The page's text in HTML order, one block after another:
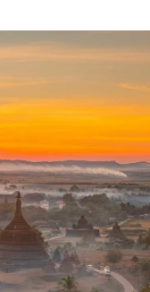
ဟောင်းသုတေသန
ြောက်ဦးခရိုင်၏
မြို့တော်လည်း
ဦးနိုင်ငံတော်၏
ားအကြီးဆုံး ရခိုင်ဘုရင်